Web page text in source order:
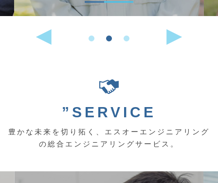
”SERVICE
豊かな未来を切り拓く、エスオーエンジニアリング
の総合エンジニアリングサービス。